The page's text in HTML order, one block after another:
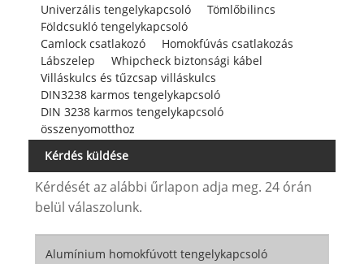
Univerzális tengelykapcsoló
Tömlőbilincs
Földcsukló tengelykapcsoló
Camlock csatlakozó
Homokfúvás csatlakozás
Lábszelep
Whipcheck biztonsági kábel
Villáskulcs és tűzcsap villáskulcs
DIN3238 karmos tengelykapcsoló
DIN 3238 karmos tengelykapcsoló
összenyomotthoz
Kérdés küldése
Kérdését az alábbi űrlapon adja meg. 24 órán
belül válaszolunk.